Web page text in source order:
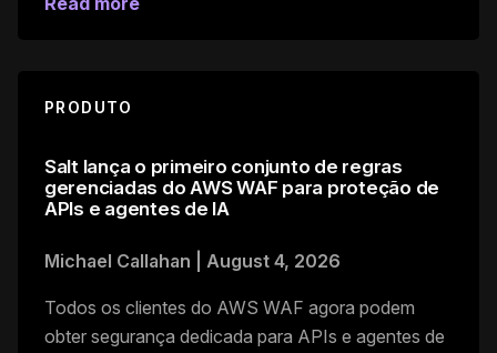
PRODUTO
Salt lança o primeiro conjunto de regras
gerenciadas do AWS WAF para proteção de
APIs e agentes de IA
Michael Callahan August 4, 2026
Todos os clientes do AWS WAF agora podem
obter segurança dedicada para APIs e agentes de